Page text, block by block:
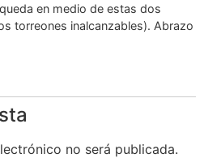
en medio de estas dos
torreones inalcanzables). Abrazo
no será publicada.